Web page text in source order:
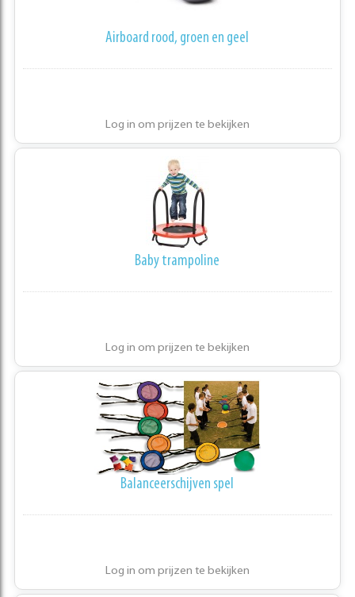
Airboard rood, groen en geel
Log in om prijzen te bekijken
Baby trampoline
Log in om prijzen te bekijken
Balanceerschijven spel
Log in om prijzen te bekijken